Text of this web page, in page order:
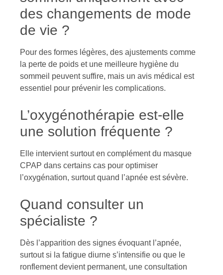
des changements de mode
de vie ?
Pour des formes légères, des ajustements comme
la perte de poids et une meilleure hygiène du
sommeil peuvent suffire, mais un avis médical est
essentiel pour prévenir les complications.
L’oxygénothérapie est-elle
une solution fréquente ?
Elle intervient surtout en complément du masque
CPAP dans certains cas pour optimiser
l’oxygénation, surtout quand l’apnée est sévère.
Quand consulter un
spécialiste ?
Dès l’apparition des signes évoquant l’apnée,
surtout si la fatigue diurne s’intensifie ou que le
ronflement devient permanent, une consultation